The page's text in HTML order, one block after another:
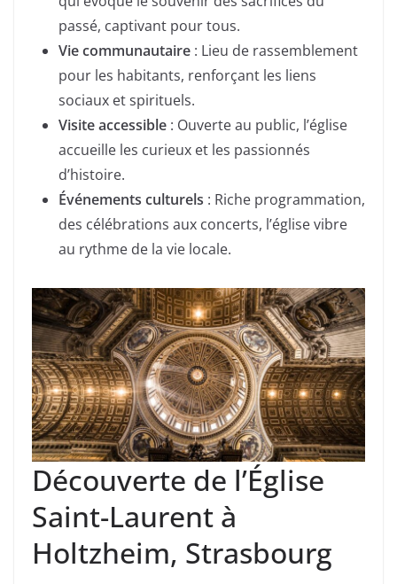
passé, captivant pour tous.
Vie communautaire : Lieu de rassemblement
pour les habitants, renforçant les liens
sociaux et spirituels.
Visite accessible : Ouverte au public, l’église
accueille les curieux et les passionnés
d’histoire.
Événements culturels : Riche programmation,
des célébrations aux concerts, l’église vibre
au rythme de la vie locale.
Découverte de l’Église
Saint-Laurent à
Holtzheim, Strasbourg